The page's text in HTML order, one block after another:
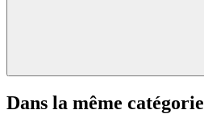
Dans la même catégorie